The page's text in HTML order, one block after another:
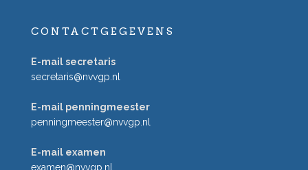
CONTACTGEGEVENS
E-mail secretaris
secretaris@nvvgp.nl
E-mail penningmeester
penningmeester@nvvgp.nl
E-mail examen
examen@nvvgp.nl